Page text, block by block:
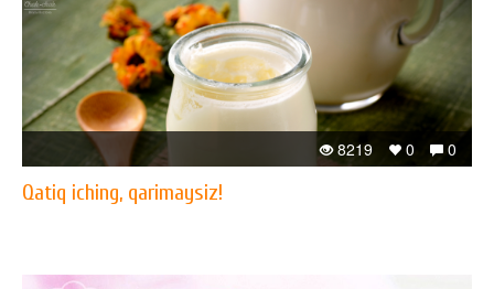
0
0
8219
Qatiq iching, qarimaysiz!